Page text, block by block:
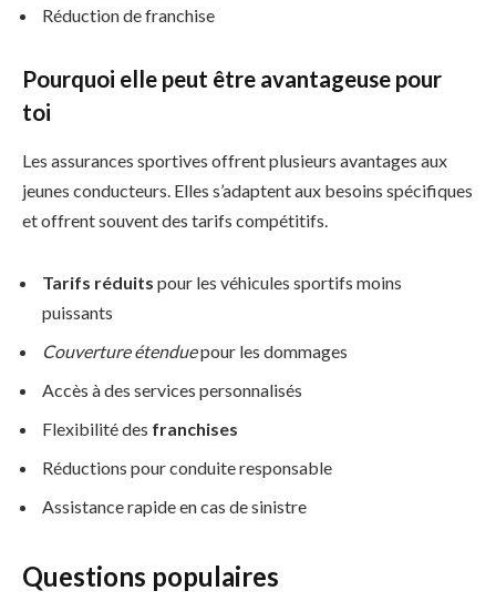
Réduction de franchise
Pourquoi elle peut être avantageuse pour
toi
Les assurances sportives offrent plusieurs avantages aux
jeunes conducteurs. Elles s’adaptent aux besoins spécifiques
et offrent souvent des tarifs compétitifs.
Tarifs réduits pour les véhicules sportifs moins
puissants
Couverture étenduepour les dommages
Accès à des services personnalisés
Flexibilité des franchises
Réductions pour conduite responsable
Assistance rapide en cas de sinistre
Questions populaires